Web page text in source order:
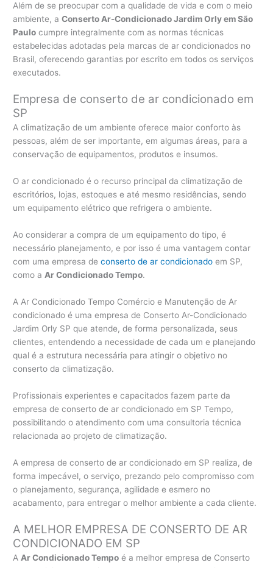
Além de se preocupar com a qualidade de vida e com o meio
ambiente, aConserto Ar-Condicionado Jardim Orly em São
Paulo cumpre integralmente com as normas técnicas
estabelecidas adotadas pela marcas de ar condicionados no
Brasil, oferecendo garantias por escrito em todos os serviços
executados.
Empresa de conserto de ar condicionado em
SP
A climatização de um ambiente oferece maior conforto às
pessoas, além de ser importante, em algumas áreas, para a
conservação de equipamentos, produtos e insumos.
O ar condicionado é o recurso principal da climatização de
escritórios, lojas, estoques e até mesmo residências, sendo
um equipamento elétrico que refrigera o ambiente.
Ao considerar a compra de um equipamento do tipo, é
necessário planejamento, e por isso é uma vantagem contar
com uma empresa deconserto de ar condicionado em SP,
como a Ar Condicionado Tempo.
A Ar Condicionado Tempo Comércio e Manutenção de Ar
condicionado é uma empresa de Conserto Ar-Condicionado
Jardim Orly SP que atende, de forma personalizada, seus
clientes, entendendo a necessidade de cada um e planejando
qual é a estrutura necessária para atingir o objetivo no
conserto da climatização.
Profissionais experientes e capacitados fazem parte da
empresa de conserto de ar condicionado em SP Tempo,
possibilitando o atendimento com uma consultoria técnica
relacionada ao projeto de climatização.
A empresa de conserto de ar condicionado em SP realiza, de
forma impecável, o serviço, prezando pelo compromisso com
o planejamento, segurança, agilidade e esmero no
acabamento, para entregar o melhor ambiente a cada cliente.
A MELHOR EMPRESA DE CONSERTO DE AR
CONDICIONADO EM SP
A Ar Condicionado Tempo é a melhor empresa de Conserto